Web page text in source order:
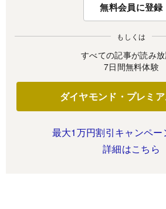
無料会員に登録
もしくは
すべての記事が読み放
7日間無料体験
ダイヤモンド・プレミ
最大1万円割引キャンペー
詳細はこちら